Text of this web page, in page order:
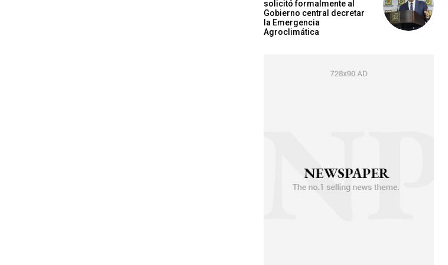
solicitó formalmente al
Gobierno central decretar
la Emergencia
Agroclimática